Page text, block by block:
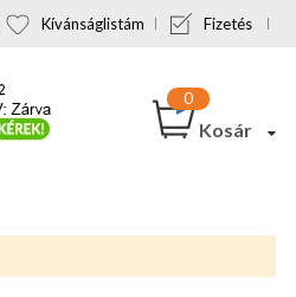
Kívánságlistám Fizetés
Kosár